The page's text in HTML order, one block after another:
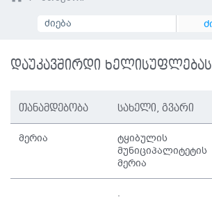
SMS ᲞᲚᲐᲢᲤᲝᲠᲛᲐ
ᲡᲔᲠᲕᲘᲡᲔᲑᲘ
დაუკავშირდი ხელისუფლებას
თანამდებობა სახელი, გვარი
მერია
ტყიბულის
მუნიციპალიტეტის
მერია
.